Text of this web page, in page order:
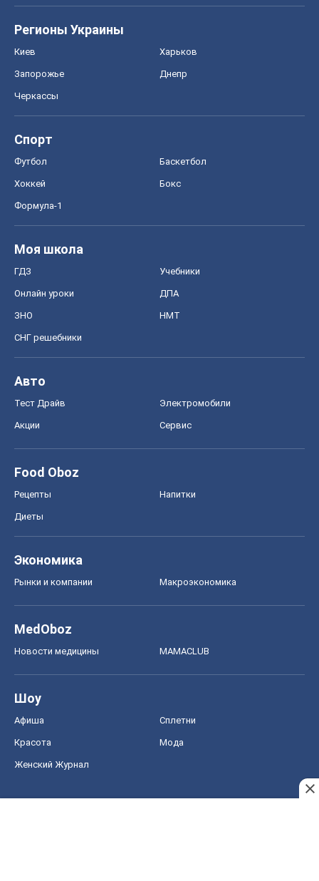
Регионы Украины
Киев Харьков
Запорожье Днепр
Черкассы
Спорт
Футбол Баскетбол
Хоккей Бокс
Формула-1
Моя школа
ГДЗ Учебники
Онлайн уроки ДПА
ЗНО НМТ
СНГ решебники
Авто
Тест Драйв Электромобили
Акции Сервис
Food Oboz
Рецепты Напитки
Диеты
Экономика
Рынки и компании Mакроэкономика
MedOboz
Новости медицины MAMACLUB
Шоу
Афиша Сплетни
Красота Мода
Женский Журнал